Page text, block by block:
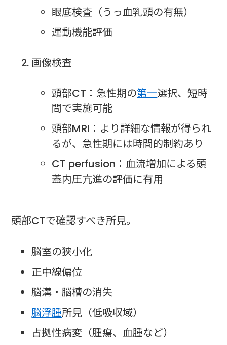
眼底検査（うっ血乳頭の有無）
運動機能評価
画像検査
頭部CT：急性期の第一選択、短時
間で実施可能
頭部MRI：より詳細な情報が得られ
るが、急性期には時間的制約あり
CT perfusion：血流増加による頭
蓋内圧亢進の評価に有用
頭部CTで確認すべき所見。
脳室の狭小化
正中線偏位
脳溝・脳槽の消失
脳浮腫所見（低吸収域）
占拠性病変（腫瘍、血腫など）